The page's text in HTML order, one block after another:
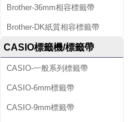
Brother-36mm相容標籤帶
Brother-DK紙質相容標籤帶
CASIO標籤機/標籤帶
CASIO-一般系列標籤帶
CASIO-6mm標籤帶
CASIO-9mm標籤帶